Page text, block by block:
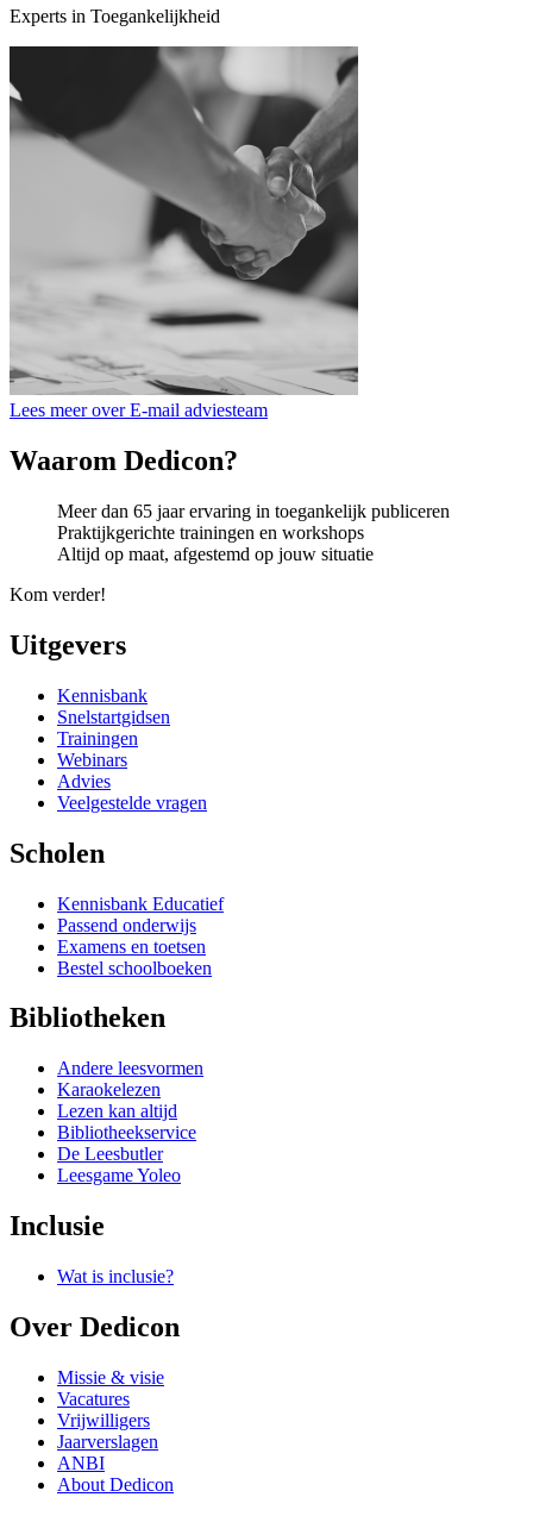
Experts in Toegankelijkheid
Lees meer over E-mail adviesteam
Waarom Dedicon?
Meer dan 65 jaar ervaring in toegankelijk publiceren
Praktijkgerichte trainingen en workshops
Altijd op maat, afgestemd op jouw situatie
Kom verder!
Uitgevers
Kennisbank
Snelstartgidsen
Trainingen
Webinars
Advies
Veelgestelde vragen
Scholen
Kennisbank Educatief
Passend onderwijs
Examens en toetsen
Bestel schoolboeken
Bibliotheken
Andere leesvormen
Karaokelezen
Lezen kan altijd
Bibliotheekservice
De Leesbutler
Leesgame Yoleo
Inclusie
Wat is inclusie?
Over Dedicon
Missie & visie
Vacatures
Vrijwilligers
Jaarverslagen
ANBI
About Dedicon